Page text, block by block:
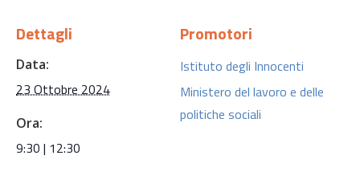
Dettagli
Data:
23 Ottobre 2024
Ora:
9:30 | 12:30
Promotori
Istituto degli Innocenti
Ministero del lavoro e delle
politiche sociali